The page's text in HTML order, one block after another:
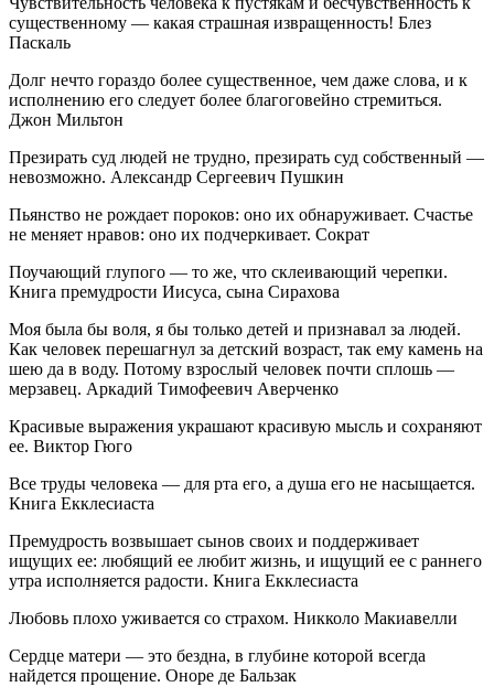
существенному — какая страшная извращенность! Блез
Паскаль
Долг нечто гораздо более существенное, чем даже слова, и к
исполнению его следует более благоговейно стремиться.
Джон Мильтон
Презирать суд людей не трудно, презирать суд собственный —
невозможно. Александр Сергеевич Пушкин
Пьянство не рождает пороков: оно их обнаруживает. Счастье
не меняет нравов: оно их подчеркивает. Сократ
Поучающий глупого — то же, что склеивающий черепки.
Книга премудрости Иисуса, сына Сирахова
Моя была бы воля, я бы только детей и признавал за людей.
Как человек перешагнул за детский возраст, так ему камень на
шею да в воду. Потому взрослый человек почти сплошь —
мерзавец. Аркадий Тимофеевич Аверченко
Красивые выражения украшают красивую мысль и сохраняют
ее. Виктор Гюго
Все труды человека — для рта его, а душа его не насыщается.
Книга Екклесиаста
Премудрость возвышает сынов своих и поддерживает
ищущих ее: любящий ее любит жизнь, и ищущий ее с раннего
утра исполняется радости. Книга Екклесиаста
Любовь плохо уживается со страхом. Никколо Макиавелли
Сердце матери — это бездна, в глубине которой всегда
найдется прощение. Оноре де Бальзак